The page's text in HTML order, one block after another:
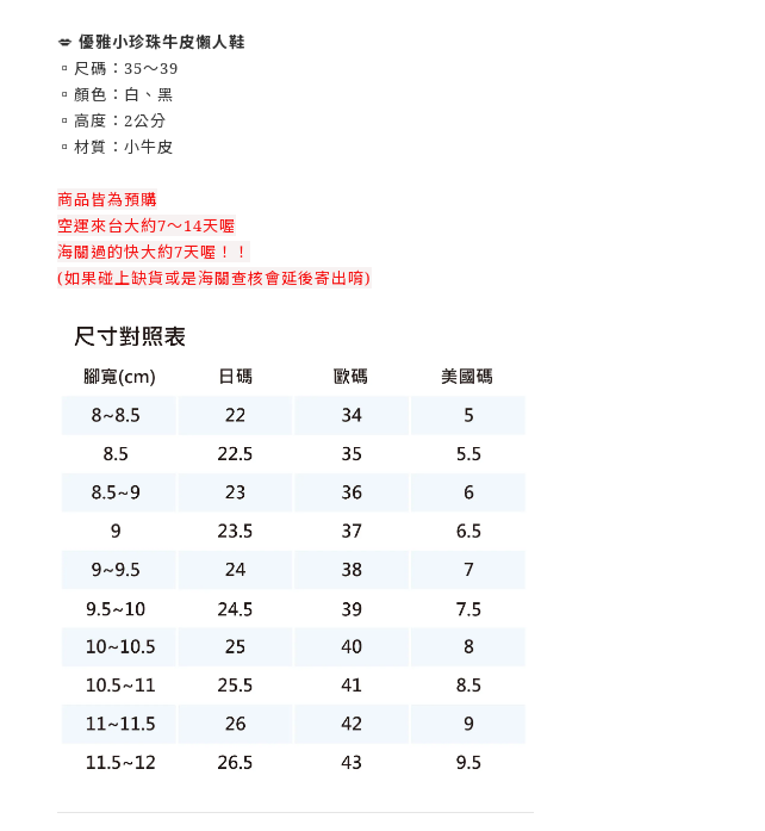
💋 優雅小珍珠牛皮懶人鞋
▫️尺碼：35～39
▫️顏色：白、黑
▫️高度：2公分
▫️材質：小牛皮
商品皆為預購
空運來台大約7～14天喔
海關過的快大約7天喔！！
(如果碰上缺貨或是海關查核會延後寄出唷)